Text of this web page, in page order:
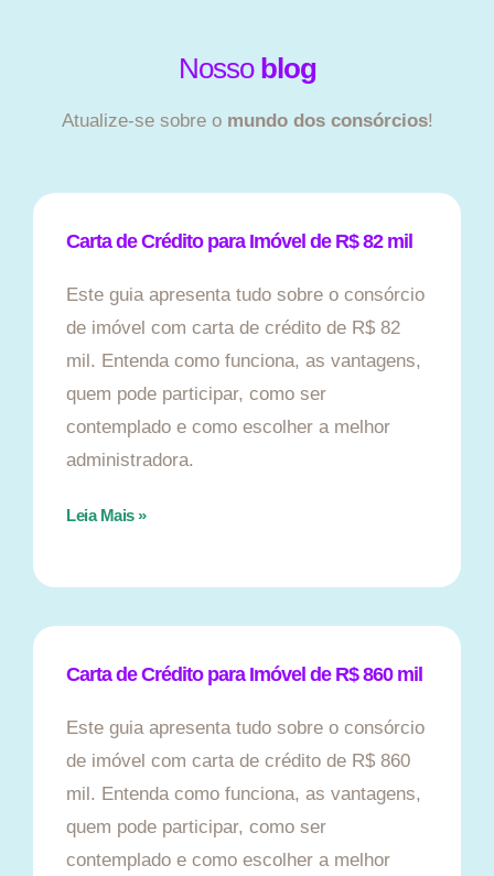
Nosso blog
Atualize-se sobre o mundo dos consórcios!
Carta de Crédito para Imóvel de R$ 82 mil
Este guia apresenta tudo sobre o consórcio
de imóvel com carta de crédito de R$ 82
mil. Entenda como funciona, as vantagens,
quem pode participar, como ser
contemplado e como escolher a melhor
administradora.
Leia Mais »
Carta de Crédito para Imóvel de R$ 860 mil
Este guia apresenta tudo sobre o consórcio
de imóvel com carta de crédito de R$ 860
mil. Entenda como funciona, as vantagens,
quem pode participar, como ser
contemplado e como escolher a melhor